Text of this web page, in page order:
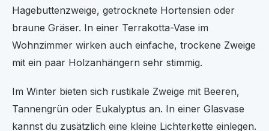
Hagebuttenzweige, getrocknete Hortensien oder
braune Gräser. In einer Terrakotta-Vase im
Wohnzimmer wirken auch einfache, trockene Zweige
mit ein paar Holzanhängern sehr stimmig.
Im Winter bieten sich rustikale Zweige mit Beeren,
Tannengrün oder Eukalyptus an. In einer Glasvase
kannst du zusätzlich eine kleine Lichterkette einlegen.